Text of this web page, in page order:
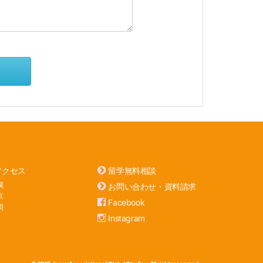
セス
留学無料相談
お問い合わせ・資料請求
Facebook
Instagram